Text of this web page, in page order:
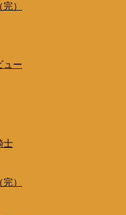
）
ュー
士
）